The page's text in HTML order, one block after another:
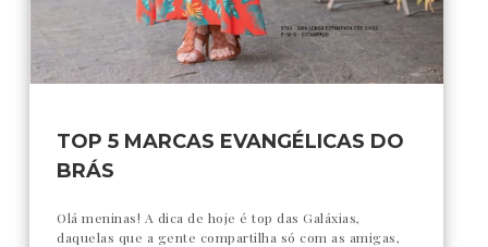
TOP 5 MARCAS EVANGÉLICAS DO
BRÁS
Olá meninas! A dica de hoje é top das Galáxias,
daquelas que a gente compartilha só com as amigas,